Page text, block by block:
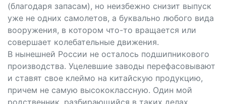
(благодаря запасам), но неизбежно снизит выпуск
уже не одних самолетов, а буквально любого вида
вооружения, в котором что-то вращается или
совершает колебательные движения.
В нынешней России не осталось подшипникового
производства. Уцелевшие заводы перефасовывают
и ставят свое клеймо на китайскую продукцию,
причем не самую высококлассную. Один мой
родственник, разбирающийся в таких делах,